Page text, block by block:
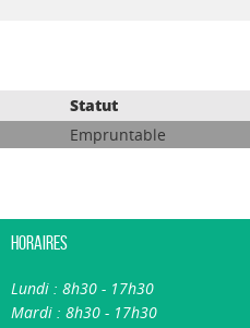
Statut
Empruntable
Horaires
Lundi : 8h30 - 17h30
Mardi : 8h30 - 17h30